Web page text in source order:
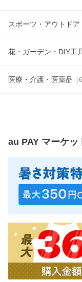
スポーツ・アウトドア
花・ガーデン・DIY工
医療・介護・医薬品 （6
au PAY マーケッ